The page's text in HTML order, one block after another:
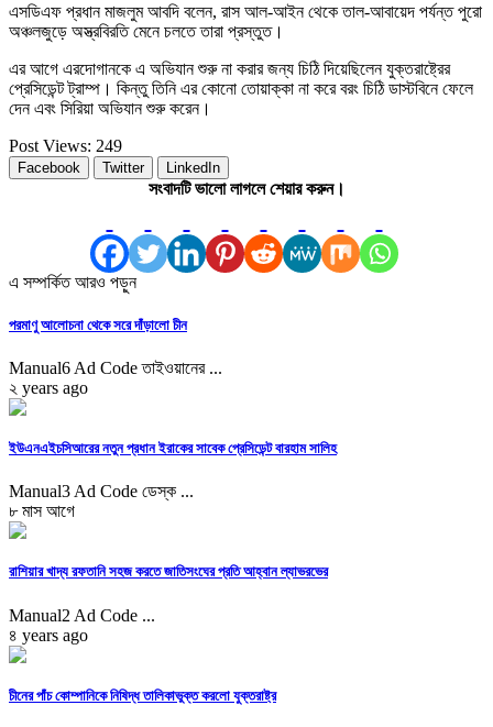
এসডিএফ প্রধান মাজলুম আবদি বলেন, রাস আল-আইন থেকে তাল-আবায়েদ পর্যন্ত পুরো
অঞ্চলজুড়ে অস্ত্রবিরতি মেনে চলতে তারা প্রস্তুত।
এর আগে এরদোগানকে এ অভিযান শুরু না করার জন্য চিঠি দিয়েছিলেন যুক্তরাষ্ট্রের
প্রেসিডেন্ট ট্রাম্প। কিন্তু তিনি এর কোনো তোয়াক্কা না করে বরং চিঠি ডাস্টবিনে ফেলে
দেন এবং সিরিয়া অভিযান শুরু করেন।
Post Views: 249
Facebook Twitter LinkedIn
সংবাদটি ভালো লাগলে শেয়ার করুন।
এ সম্পর্কিত আরও পড়ুন
পরমাণু আলোচনা থেকে সরে দাঁড়ালো চীন
Manual6 Ad Code তাইওয়ানের ...
২ years ago
ইউএনএইচসিআরের নতুন প্রধান ইরাকের সাবেক প্রেসিডেন্ট বারহাম সালিহ
Manual3 Ad Code ডেস্ক ...
৮ মাস আগে
রাশিয়ার খাদ্য রফতানি সহজ করতে জাতিসংঘের প্রতি আহ্বান ল্যাভরভের
Manual2 Ad Code ...
৪ years ago
চীনের পাঁচ কোম্পানিকে নিষিদ্ধ তালিকাভুক্ত করলো যুক্তরাষ্ট্র